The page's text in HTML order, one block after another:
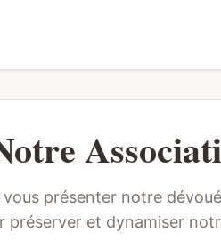
présenter notre
préserver et dynamiser